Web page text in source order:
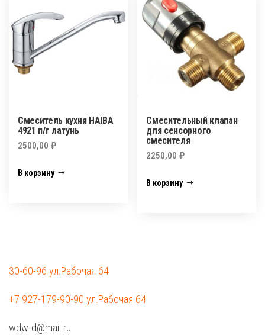
Смеситель кухня HAIBA
4921 п/г латунь
2500,00 ₽
В корзину
Смесительный клапан
для сенсорного
смесителя
2250,00₽
В корзину
30-60-96 ул.Рабочая 64
+7 927-179-90-90 ул.Рабочая 64
wdw-d@mail.ru